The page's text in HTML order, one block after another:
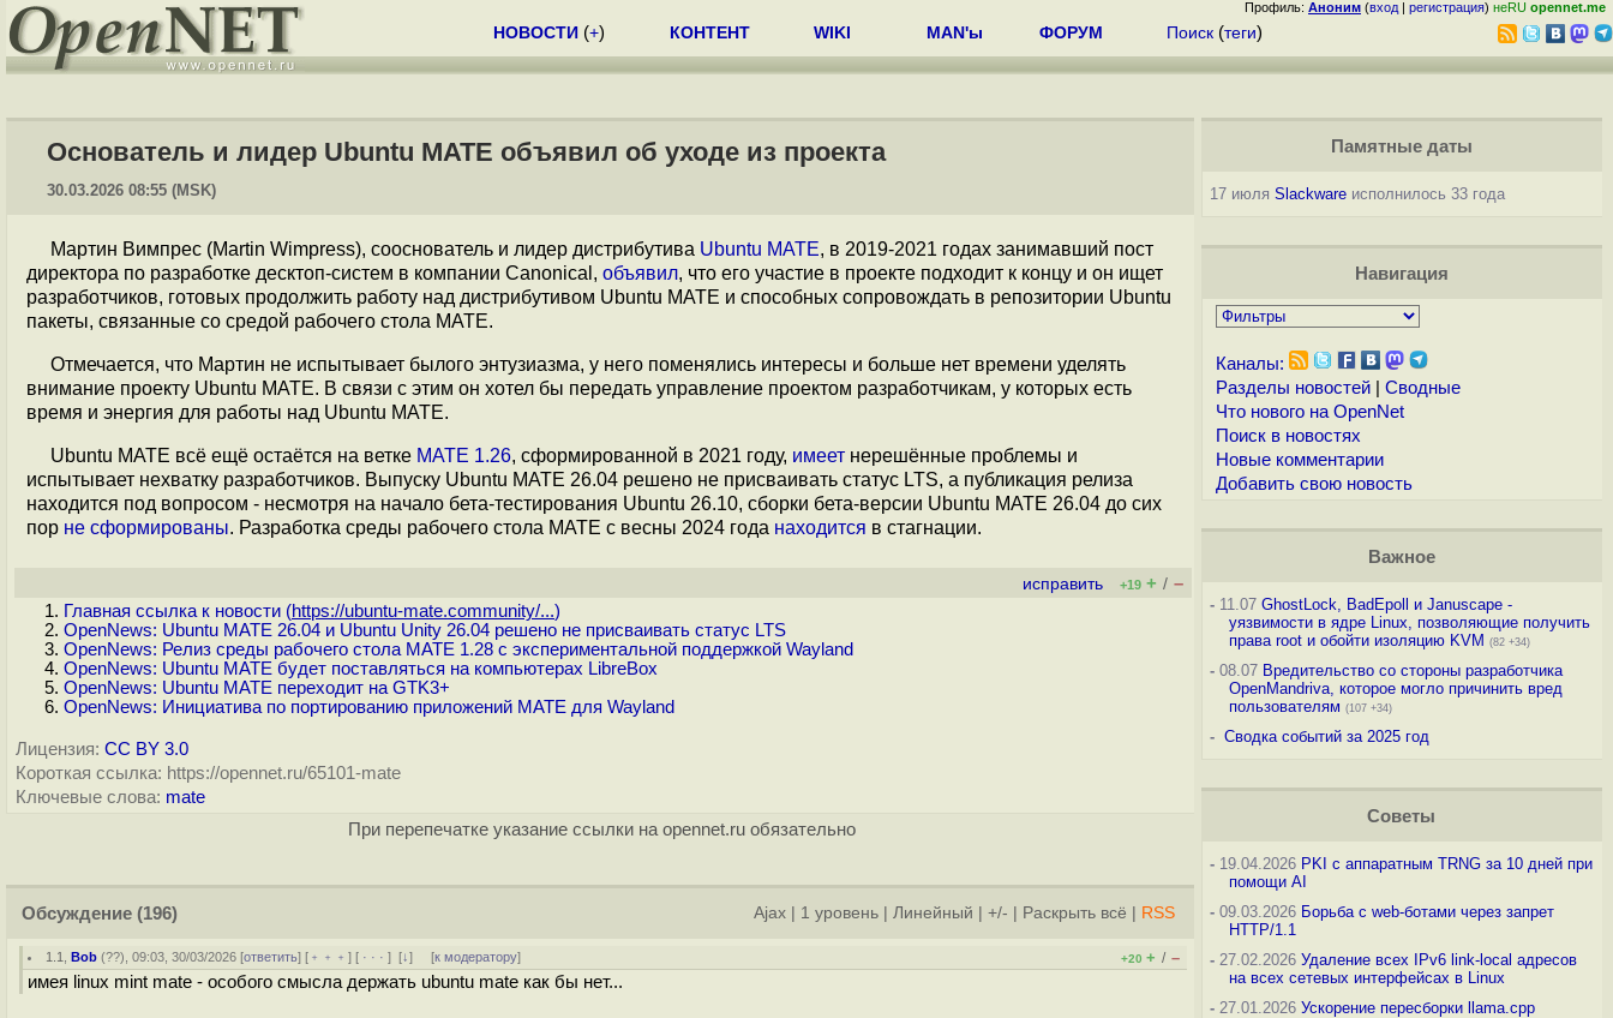
Профиль: Аноним (вход | регистрация) неRU opennet.me
НОВОСТИ (+) КОНТЕНТ WIKI MAN'ы ФОРУМ Поиск (теги)
Основатель и лидер Ubuntu MATE объявил об уходе из проекта
30.03.2026 08:55 (MSK)
Мартин Вимпрес (Martin Wimpress), сооснователь и лидер дистрибутива Ubuntu MATE, в 2019-2021 годах занимавший пост
директора по разработке десктоп-систем в компании Canonical, объявил, что его участие в проекте подходит к концу и он ищет
разработчиков, готовых продолжить работу над дистрибутивом Ubuntu MATE и способных сопровождать в репозитории Ubuntu
пакеты, связанные со средой рабочего стола MATE.
Отмечается, что Мартин не испытывает былого энтузиазма, у него поменялись интересы и больше нет времени уделять
внимание проекту Ubuntu MATE. В связи с этим он хотел бы передать управление проектом разработчикам, у которых есть
время и энергия для работы над Ubuntu MATE.
Ubuntu MATE всё ещё остаётся на ветке MATE 1.26, сформированной в 2021 году, имеет нерешённые проблемы и
испытывает нехватку разработчиков. Выпуску Ubuntu MATE 26.04 решено не присваивать статус LTS, а публикация релиза
находится под вопросом - несмотря на начало бета-тестирования Ubuntu 26.10, сборки бета-версии Ubuntu MATE 26.04 до сих
пор не сформированы. Разработка среды рабочего стола MATE с весны 2024 года находится в стагнации.
исправить +19 + / –
Главная ссылка к новости (https://ubuntu-mate.community/...)
OpenNews: Ubuntu MATE 26.04 и Ubuntu Unity 26.04 решено не присваивать статус LTS
OpenNews: Релиз среды рабочего стола MATE 1.28 с экспериментальной поддержкой Wayland
OpenNews: Ubuntu MATE будет поставляться на компьютерах LibreBox
OpenNews: Ubuntu MATE переходит на GTK3+
OpenNews: Инициатива по портированию приложений MATE для Wayland
Лицензия: CC BY 3.0
Короткая ссылка: https://opennet.ru/65101-mate
Ключевые слова: mate
При перепечатке указание ссылки на opennet.ru обязательно
Обсуждение (196) Ajax 1 уровень Линейный +/- Раскрыть всё RSS
1.1 ,Bob (??), 09:03, 30/03/2026 [ответить] [ ﹢﹢﹢] [ · · ·][↓] [к модератору] +20 + / –
имея linux mint mate - особого смысла держать ubuntu mate как бы нет...
Памятные даты
17 июля Slackwareисполнилось 33 года
Навигация
Каналы:
Разделы новостей| Сводные
Что нового на OpenNet
Поиск в новостях
Новые комментарии
Добавить свою новость
Важное
-11.07 GhostLock, BadEpoll и Januscape -
уязвимости в ядре Linux, позволяющие получить
права root и обойти изоляцию KVM (82 +34)
-08.07 Вредительство со стороны разработчика
OpenMandriva, которое могло причинить вред
пользователям (107 +34)
- Сводка событий за 2025 год
Советы
-19.04.2026 PKI с аппаратным TRNG за 10 дней при
помощи AI
-09.03.2026 Борьба с web-ботами через запрет
HTTP/1.1
-27.02.2026 Удаление всех IPv6 link-local адресов
на всех сетевых интерфейсах в Linux
-27.01.2026 Ускорение пересборки llama.cpp